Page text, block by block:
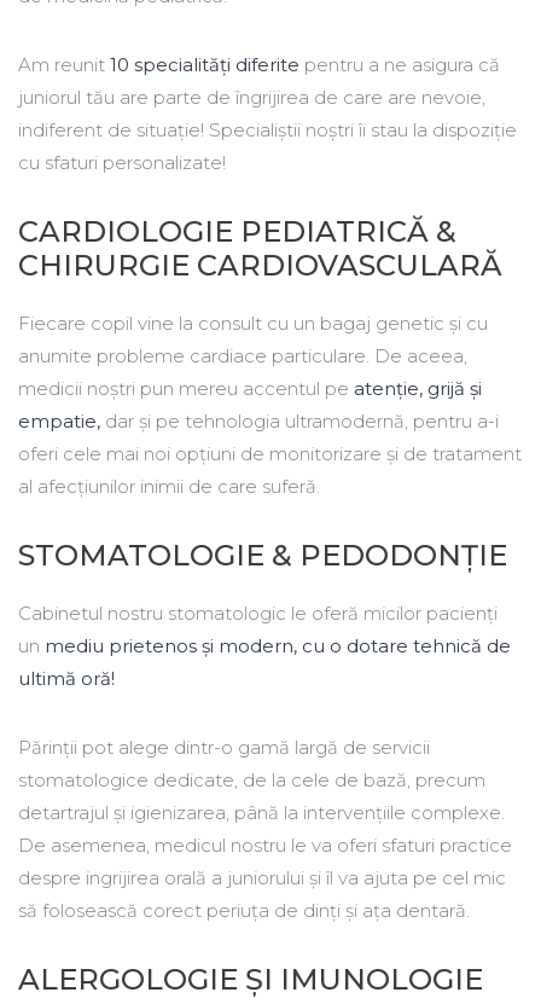
Am reunit 10 specialități diferite pentru a ne asigura că
juniorul tău are parte de îngrijirea de care are nevoie,
indiferent de situație! Specialiștii noștri îi stau la dispoziție
cu sfaturi personalizate!
CARDIOLOGIE PEDIATRICĂ &
CHIRURGIE CARDIOVASCULARĂ
Fiecare copil vine la consult cu un bagaj genetic și cu
anumite probleme cardiace particulare. De aceea,
medicii noștri pun mereu accentul pe atenție, grijă și
empatie, dar și pe tehnologia ultramodernă, pentru a-i
oferi cele mai noi opțiuni de monitorizare și de tratament
al afecțiunilor inimii de care suferă.
STOMATOLOGIE & PEDODONȚIE
Cabinetul nostru stomatologic le oferă micilor pacienți
un mediu prietenos și modern, cu o dotare tehnică de
ultimă oră!
Părinții pot alege dintr-o gamă largă de servicii
stomatologice dedicate, de la cele de bază, precum
detartrajul și igienizarea, până la intervențiile complexe.
De asemenea, medicul nostru le va oferi sfaturi practice
despre ingrijirea orală a juniorului și îl va ajuta pe cel mic
să folosească corect periuța de dinți și ața dentară.
ALERGOLOGIE ȘI IMUNOLOGIE